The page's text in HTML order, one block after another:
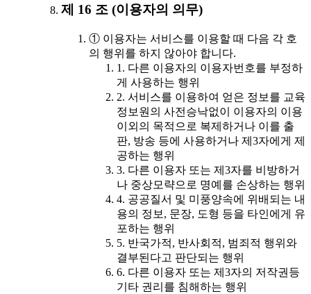
제 16 조 (이용자의 의무)
① 이용자는 서비스를 이용할 때 다음 각 호
의 행위를 하지 않아야 합니다.
1. 다른 이용자의 이용자번호를 부정하
게 사용하는 행위
2. 서비스를 이용하여 얻은 정보를 교육
정보원의 사전승낙없이 이용자의 이용
이외의 목적으로 복제하거나 이를 출
판, 방송 등에 사용하거나 제3자에게 제
공하는 행위
3. 다른 이용자 또는 제3자를 비방하거
나 중상모략으로 명예를 손상하는 행위
4. 공공질서 및 미풍양속에 위배되는 내
용의 정보, 문장, 도형 등을 타인에게 유
포하는 행위
5. 반국가적, 반사회적, 범죄적 행위와
결부된다고 판단되는 행위
6. 다른 이용자 또는 제3자의 저작권등
기타 권리를 침해하는 행위